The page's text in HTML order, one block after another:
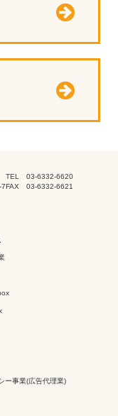
7
TEL 03-6332-6620
FAX 03-6332-6621
ー事業(広告代理業)